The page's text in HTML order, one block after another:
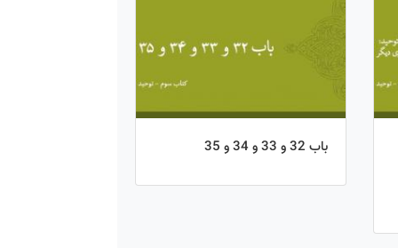
باب 32 و 33 و 34 و 35